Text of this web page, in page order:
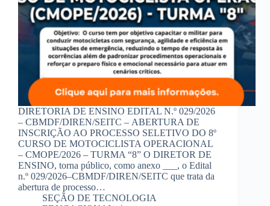
DIRETORIA DE ENSINO EDITAL N.º 029/2026
– CBMDF/DIREN/SEITC – ABERTURA DE
INSCRIÇÃO AO PROCESSO SELETIVO DO 8º
CURSO DE MOTOCICLISTA OPERACIONAL
– CMOPE/2026 – TURMA “8”​​ O DIRETOR DE
ENSINO, torna público, como anexo ___, o Edital
n.º 029/2026–CBMDF/DIREN/SEITC que trata da
abertura de processo…
SEÇÃO DE TECNOLOGIA